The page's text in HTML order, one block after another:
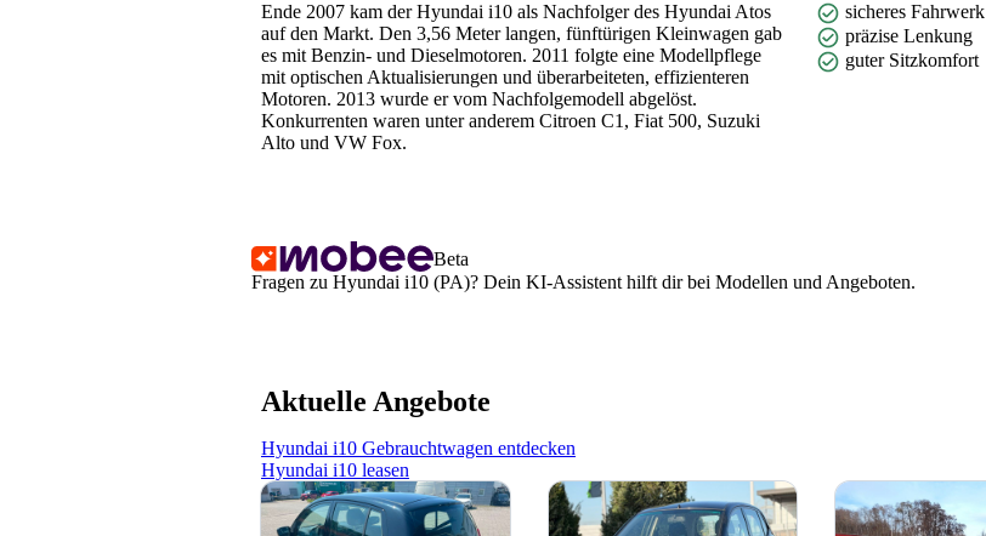
Ende 2007 kam der Hyundai i10 als Nachfolger des Hyundai Atos
auf den Markt. Den 3,56 Meter langen, fünftürigen Kleinwagen gab
es mit Benzin- und Dieselmotoren. 2011 folgte eine Modellpflege
mit optischen Aktualisierungen und überarbeiteten, effizienteren
Motoren. 2013 wurde er vom Nachfolgemodell abgelöst.
Konkurrenten waren unter anderem Citroen C1, Fiat 500, Suzuki
Alto und VW Fox.
sicheres Fahrwerk
präzise Lenkung
guter Sitzkomfort
Beta
Fragen zu Hyundai i10 (PA)? Dein KI-Assistent hilft dir bei Modellen und Angeboten.
Aktuelle Angebote
Hyundai i10 Gebrauchtwagen entdecken
Hyundai i10 leasen